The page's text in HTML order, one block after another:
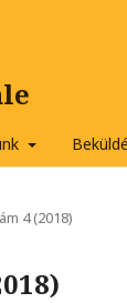
4 (2018)